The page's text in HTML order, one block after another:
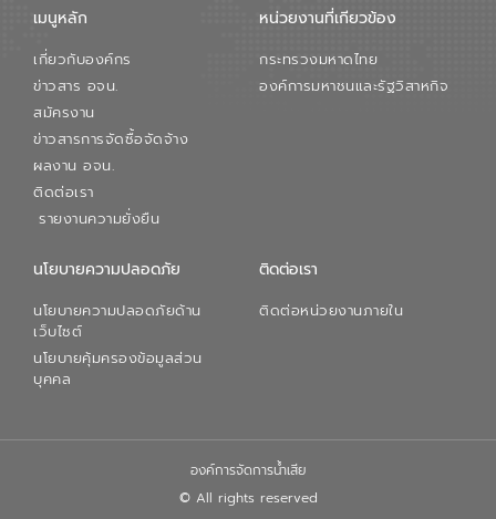
เมนูหลัก
เกี่ยวกับองค์กร
ข่าวสาร อจน.
สมัครงาน
ข่าวสารการจัดซื้อจัดจ้าง
ผลงาน อจน.
ติดต่อเรา
รายงานความยั่งยืน
หน่วยงานที่เกียวข้อง
กระทรวงมหาดไทย
องค์การมหาชนและรัฐวิสาหกิจ
นโยบายความปลอดภัย
นโยบายความปลอดภัยด้าน
เว็บไซต์
นโยบายคุ้มครองข้อมูลส่วน
บุคคล
ติดต่อเรา
ติดต่อหน่วยงานภายใน
© All rights reserved
องค์การจัดการน้ำเสีย